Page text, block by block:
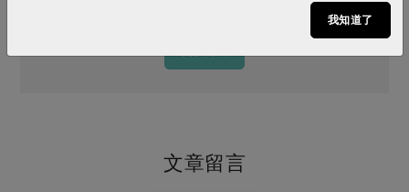
文章留言
我知道了